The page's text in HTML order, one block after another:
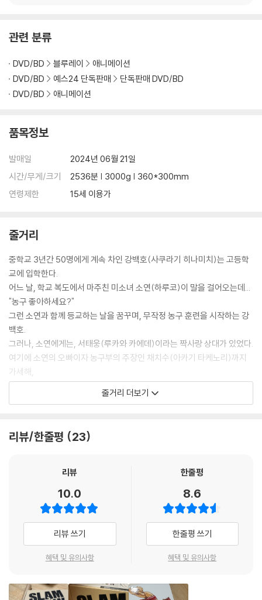
관련 분류
DVD/BD 블루레이
애니메이션
DVD/BD
예스24 단독판매
단독판매 DVD/BD
DVD/BD
애니메이션
품목정보
발매일
2024년 06월 21일
시간/무게/크기
2536분 | 3000g | 360*300mm
연령제한
15세 이용가
줄거리
중학교 3년간 50명에게 계속 차인 강백호(사쿠라기 히나미치)는 고등학
교에 입학한다.
어느 날, 학교 복도에서 마주친 미소녀 소연(하루코)이 말을 걸어오는데...
"농구 좋아하세요?"
그런 소연과 함께 등교하는 날을 꿈꾸며, 무작정 농구 훈련을 시작하는 강
백호.
그러나, 소연에게는, 서태웅(루카와 카에데)이라는 짝사랑 상대가 있었다.
여기에 소연의 오빠이자 농구부의 주장인 채치수(아카기 타케노리)까지
가세해,
강백호의 파란만장한 고교 생활이 예고되는데...
줄거리 더보기
리뷰/한줄평 23
리뷰
10.0
리뷰 쓰기
혜택 및 유의사항
한줄평
8.6
한줄평 쓰기
혜택 및 유의사항